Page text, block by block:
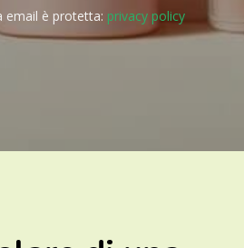
email è protetta: privacy policy